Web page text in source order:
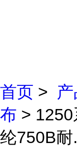
首页 >
布 >
纶750B耐